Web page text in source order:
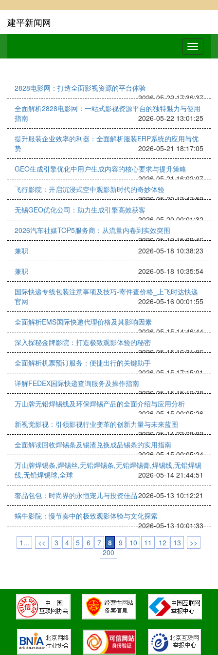
建平新闻网
2828电影网：打造全面影视资源的平台体验
2026-05-22 17:36:37
全面解析2828电影网：一站式影视资源平台的独特魅力与使用
指南
2026-05-22 13:01:25
提升服装企业效率的利器：全面解析服装ERP系统的应用与优
势
2026-05-21 18:17:05
GEO生成引擎优化中用户生成内容的核心要求与提升策略
2026-05-21 16:02:07
飞行影院：开启沉浸式空中观影新时代的奇妙体验
2026-05-20 13:47:52
无锡GEO优化公司：助力生成引擎高效获客
2026-05-20 00:01:32
2026汽车社媒TOP5服务商：从流量内卷到实效突围
2026-05-19 15:09:46
兼职
2026-05-18 10:38:23
兼职 2026-05-18 10:35:54
国际快递专线包装注意事项及技巧-寄件查价格_上飞时达快递
官网
2026-05-16 00:01:55
全面解析EMS国际快递代理价格及其影响因素
2026-05-15 14:46:44
深入探秘金牌影院：打造极致观影体验的秘密
2026-05-15 16:31:06
全面解析机票预订服务：便捷出行的关键助手
2026-05-15 17:15:01
详解FEDEX国际快递查询服务及操作指南
2026-05-15 15:12:38
万山牌无铅焊锡线及环保焊锡产品的全面介绍与应用分析
2026-05-15 00:05:26
新视觉影视：引领影视行业变革的创新力量与未来蓝图
2026-05-14 23:28:02
全面解读回收焊锡条及锡渣兑换成品锡条的实用指南
2026-05-15 00:05:24
万山牌焊锡条,焊锡丝,无铅焊锡条,无铅焊锡膏,焊锡线,无铅焊锡
线,无铅焊锡球,全球
2026-05-14 21:44:51
奢品包包：时尚界的永恒宠儿与投资佳品2026-05-13 10:12:21
蜗牛影院：慢节奏中的极致观影体验与文化探索
2026-05-13 10:01:33
1...
<< 3 4 5 6 7 8 9 10 11 12 13
>>
200